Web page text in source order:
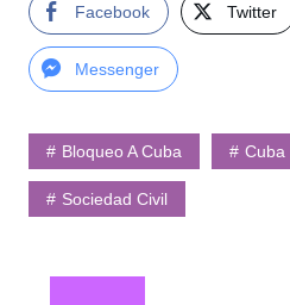
Facebook Twitter
Messenger
Bloqueo A Cuba Cuba
Sociedad Civil
Navegación